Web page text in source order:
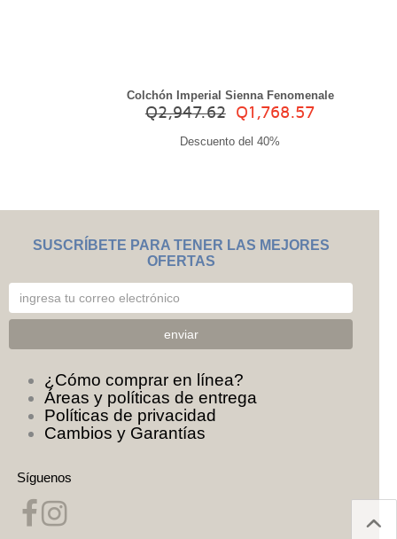
Colchón Imperial Sienna Fenomenale
Q2,947.62 Q1,768.57
Descuento del 40%
SUSCRÍBETE PARA TENER LAS MEJORES
OFERTAS
¿Cómo comprar en línea?
Áreas y políticas de entrega
Políticas de privacidad
Cambios y Garantías
Síguenos